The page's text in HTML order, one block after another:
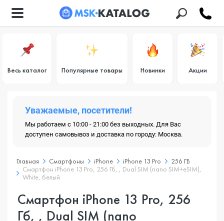
Весь каталог Популярные товары Новинки Акции
Уважаемые, посетители!
Мы работаем с 10:00 - 21:00 без выходных. Для Вас
доступен самовывоз и доставка по городу: Москва.
Главная Смартфоны iPhone iPhone 13 Pro
256 ГБ
Смартфон iPhone 13 Pro, 256 Гб, , Dual SIM (nano SIM+eSIM),
White, белый
Смартфон iPhone 13 Pro, 256
Гб, , Dual SIM (nano